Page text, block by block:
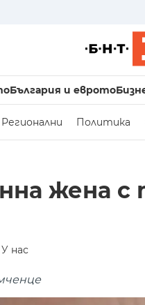
България и еврото
Регионални Политика
жена с
У нас